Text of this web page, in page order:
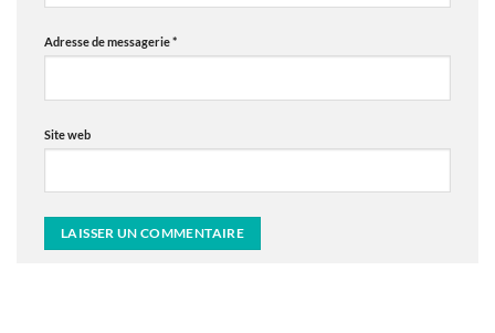
Adresse de messagerie*
Site web